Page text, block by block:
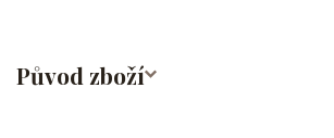
Původ zboží